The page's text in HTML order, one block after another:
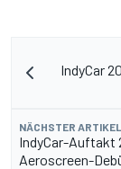
IndyCar
NÄCHSTER ARTIKEL
IndyCar-Auftakt
Aeroscreen-